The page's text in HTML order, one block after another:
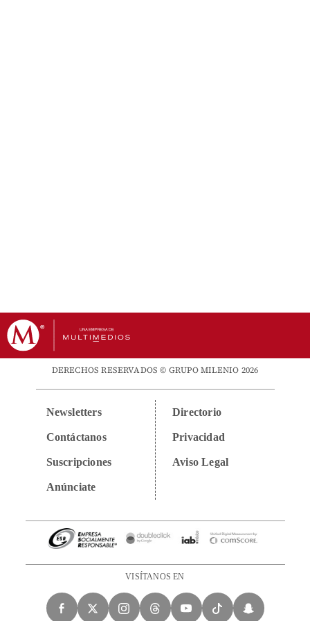
DERECHOS RESERVADOS © GRUPO MILENIO 2026
Newsletters
Contáctanos
Suscripciones
Anúnciate
Directorio
Privacidad
Aviso Legal
VISÍTANOS EN